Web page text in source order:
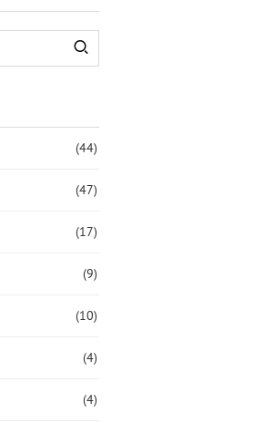
(44)
(47)
(17)
(9)
(10)
(4)
(4)